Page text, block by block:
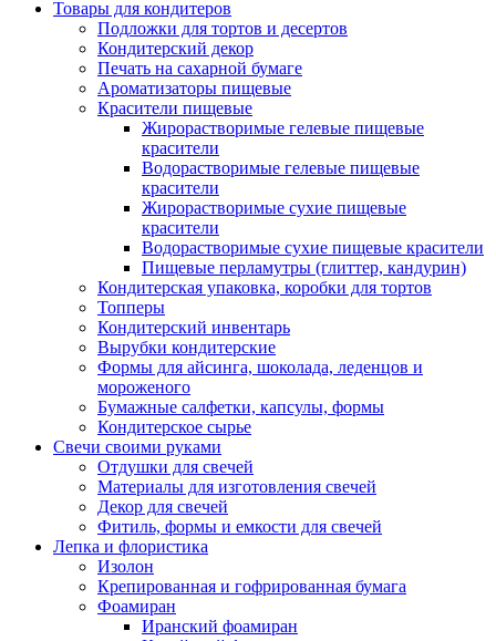
Товары для кондитеров
Подложки для тортов и десертов
Кондитерский декор
Печать на сахарной бумаге
Ароматизаторы пищевые
Красители пищевые
Жирорастворимые гелевые пищевые
красители
Водорастворимые гелевые пищевые
красители
Жирорастворимые сухие пищевые
красители
Водорастворимые сухие пищевые красители
Пищевые перламутры (глиттер, кандурин)
Кондитерская упаковка, коробки для тортов
Топперы
Кондитерский инвентарь
Вырубки кондитерские
Формы для айсинга, шоколада, леденцов и
мороженого
Бумажные салфетки, капсулы, формы
Кондитерское сырье
Свечи своими руками
Отдушки для свечей
Материалы для изготовления свечей
Декор для свечей
Фитиль, формы и емкости для свечей
Лепка и флористика
Изолон
Крепированная и гофрированная бумага
Фоамиран
Иранский фоамиран